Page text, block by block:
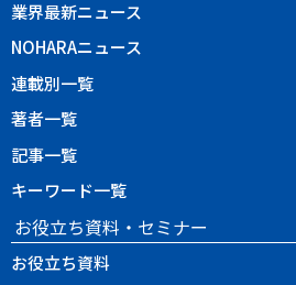
業界最新ニュース
NOHARAニュース
連載別一覧
著者一覧
記事一覧
キーワード一覧
お役立ち資料・セミナー
お役立ち資料